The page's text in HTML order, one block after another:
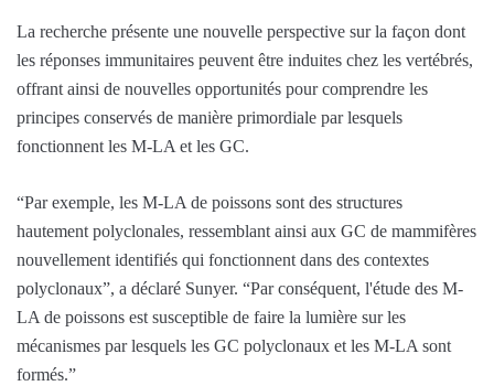
La recherche présente une nouvelle perspective sur la façon dont
les réponses immunitaires peuvent être induites chez les vertébrés,
offrant ainsi de nouvelles opportunités pour comprendre les
principes conservés de manière primordiale par lesquels
fonctionnent les M-LA et les GC.
“Par exemple, les M-LA de poissons sont des structures
hautement polyclonales, ressemblant ainsi aux GC de mammifères
nouvellement identifiés qui fonctionnent dans des contextes
polyclonaux”, a déclaré Sunyer. “Par conséquent, l'étude des M-
LA de poissons est susceptible de faire la lumière sur les
mécanismes par lesquels les GC polyclonaux et les M-LA sont
formés.”